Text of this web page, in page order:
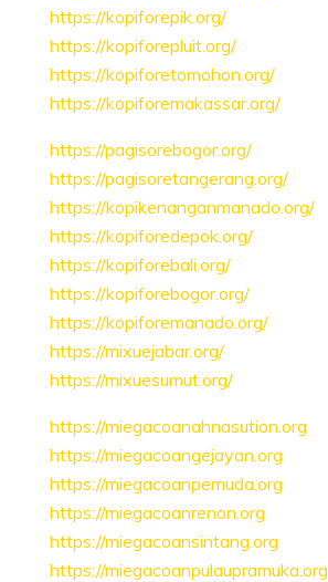
https://kopiforepik.org/
https://kopiforepluit.org/
https://kopiforetomohon.org/
https://kopiforemakassar.org/
https://pagisorebogor.org/
https://pagisoretangerang.org/
https://kopikenanganmanado.org/
https://kopiforedepok.org/
https://kopiforebali.org/
https://kopiforebogor.org/
https://kopiforemanado.org/
https://mixuejabar.org/
https://mixuesumut.org/
https://miegacoanahnasution.org
https://miegacoangejayan.org
https://miegacoanpemuda.org
https://miegacoanrenon.org
https://miegacoansintang.org
https://miegacoanpulaupramuka.org